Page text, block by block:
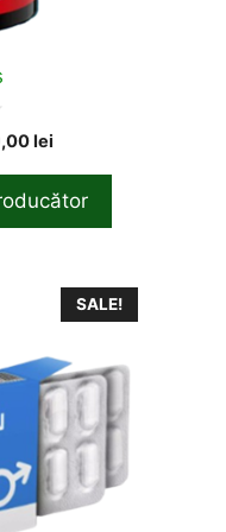
lei.
leiCurrent
is:
149,00 lei.
SALE!